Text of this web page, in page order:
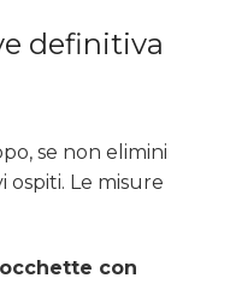
definitiva
se non elimini
ospiti. Le misure
con